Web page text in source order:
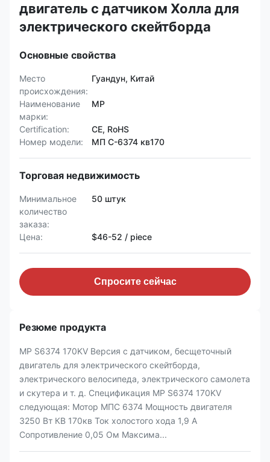
двигатель с датчиком Холла для
электрического скейтборда
Основные свойства
Место
происхождения:
Гуандун, Китай
Наименование
марки:
MP
Certification:
CE, RoHS
Номер модели:
МП С-6374 кв170
Торговая недвижимость
Минимальное
количество
заказа:
50 штук
Цена: $46-52 / piece
Спросите сейчас
Резюме продукта
MP S6374 170KV Версия с датчиком, бесщеточный
двигатель для электрического скейтборда,
электрического велосипеда, электрического самолета
и скутера и т. д. Спецификация MP S6374 170KV
следующая: Мотор МПС 6374 Мощность двигателя
3250 Вт КВ 170кв Ток холостого хода 1,9 А
Сопротивление 0,05 Ом Максима...